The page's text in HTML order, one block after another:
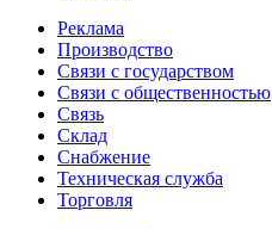
Реклама
Производство
Связи с государством
Связи с общественностью
Связь
Склад
Снабжение
Техническая служба
Торговля